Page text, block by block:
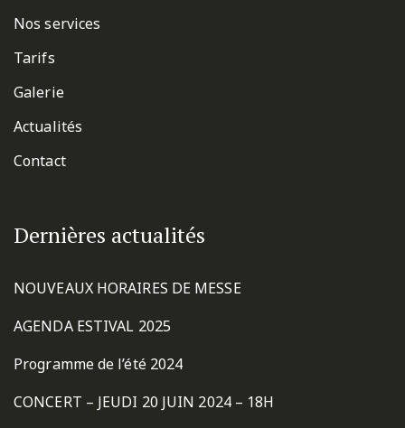
Nos services
Tarifs
Galerie
Actualités
Contact
Dernières actualités
NOUVEAUX HORAIRES DE MESSE
AGENDA ESTIVAL 2025
Programme de l’été 2024
CONCERT – JEUDI 20 JUIN 2024 – 18H